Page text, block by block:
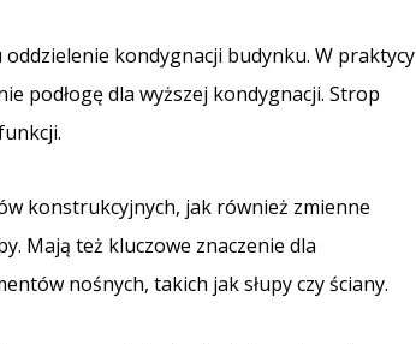
kondygnacji budynku. W praktycy
podłogę dla wyższej kondygnacji. Strop
konstrukcyjnych, jak również zmienne
Mają też kluczowe znaczenie dla
nośnych, takich jak słupy czy ściany.